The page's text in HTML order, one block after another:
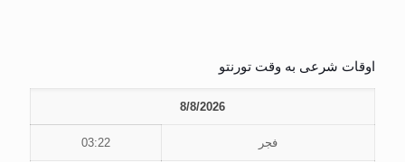
اوقات شرعی به وقت تورنتو
8/8/2026
فجر 03:22